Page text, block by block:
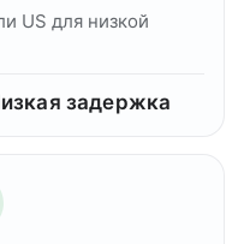
US для низкой
задержка